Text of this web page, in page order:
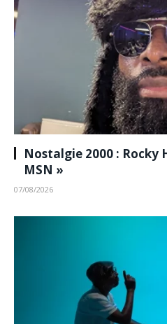
Nostalgie 2000 : Rocky
MSN »
07/08/2026